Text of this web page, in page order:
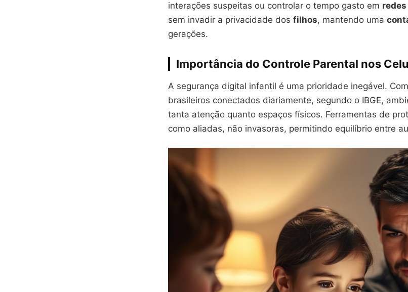
interações suspeitas ou controlar o tempo gasto em redes
sem invadir a privacidade dos filhos, mantendo uma
gerações.
Importância do Controle Parental nos
A segurança digital infantil é uma prioridade inegável.
brasileiros conectados diariamente, segundo o IBGE,
tanta atenção quanto espaços físicos. Ferramentas de
como aliadas, não invasoras, permitindo equilíbrio entre